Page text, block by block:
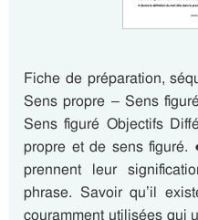
Fiche de préparation,
Sens propre – Sens
Sens figuré Objectifs
propre et de sens figuré.
prennent leur
phrase. Savoir qu’il
couramment utilisées qui